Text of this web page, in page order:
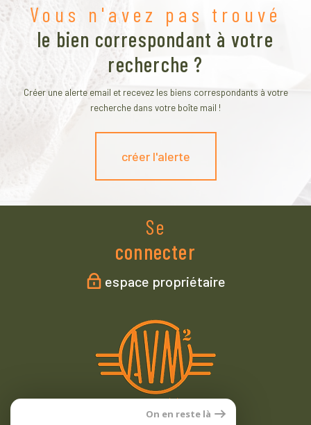
Vous n'avez pas trouvé
le bien correspondant à votre
recherche ?
Créer une alerte email et recevez les biens correspondants à votre
recherche dans votre boîte mail !
créer l'alerte
Se
connecter
espace propriétaire
On en reste là